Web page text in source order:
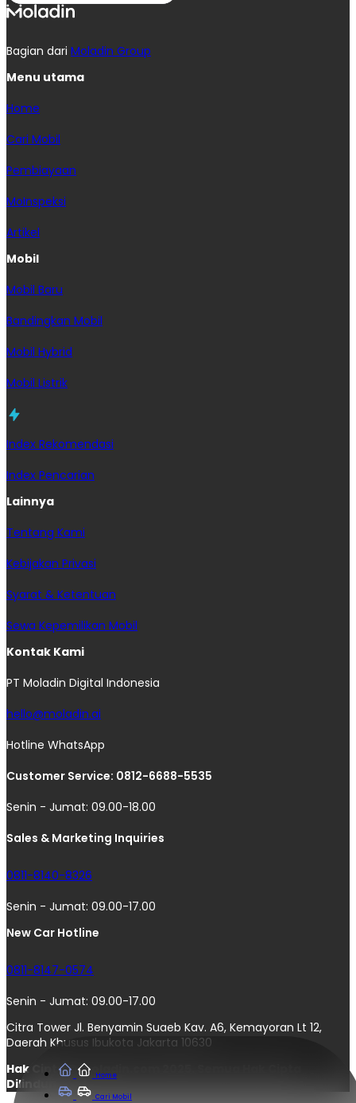
Home
Cari Mobil
Bagian dari Moladin Group
Menu utama
Home
Cari Mobil
Pembiayaan
MoInspeksi
Artikel
Mobil
Mobil Baru
Bandingkan Mobil
Mobil Hybrid
Mobil Listrik
Index Rekomendasi
Index Pencarian
Lainnya
Tentang Kami
Kebijakan Privasi
Syarat & Ketentuan
Sewa Kepemilikan Mobil
Kontak Kami
PT Moladin Digital Indonesia
hello@moladin.ai
Hotline WhatsApp
Customer Service: 0812-6688-5535
Senin - Jumat: 09.00-18.00
Sales & Marketing Inquiries
0811-8140-8326
Senin - Jumat: 09.00-17.00
New Car Hotline
0811-8147-0574
Senin - Jumat: 09.00-17.00
Citra Tower Jl. Benyamin Suaeb Kav. A6, Kemayoran Lt 12,
Daerah Khusus Ibukota Jakarta 10630
Hak Cipta © moladin.com 2025. Semua Hak Cipta
Dilindungi.